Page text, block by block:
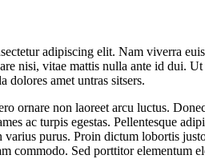
adipiscing elit. Nam viverra
nisi, vitae mattis nulla ante id dui.
dolores amet untras sitsers.
ornare non laoreet arcu luctus.
ac turpis egestas. Pellentesque
purus. Proin dictum lobortis
commodo. Sed porttitor elementum